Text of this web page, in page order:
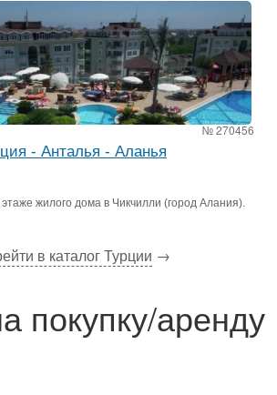
№ 270456
- Анталья - Аланья
жилого дома в Чикчилли (город Алания).
в каталог Турции →
покупку/аренду